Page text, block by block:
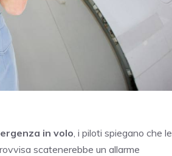
in volo , i piloti spiegano che le
scatenerebbe un allarme